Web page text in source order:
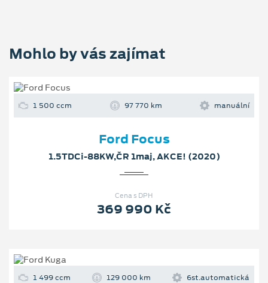
Mohlo by vás zajímat
1 500 ccm 97 770 km manuální
Ford Focus
1.5TDCi-88KW,ČR 1maj, AKCE! (2020)
Cena s DPH
369 990 Kč
1 499 ccm 129 000 km 6st.automatická